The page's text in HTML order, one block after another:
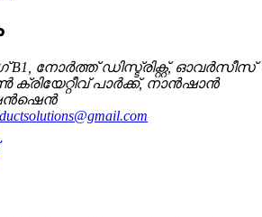
B1, നോർത്ത് ഡിസ്ട്രിക്റ്റ്, ഓവർസീസ്
പാർക്ക്, നാൻഷാൻ